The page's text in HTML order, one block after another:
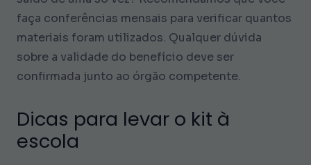
faça conferências mensais para verificar quantos
materiais foram utilizados. Qualquer dúvida
sobre a validade do benefício deve ser
confirmada junto ao órgão competente.
Dicas para levar o kit à
escola